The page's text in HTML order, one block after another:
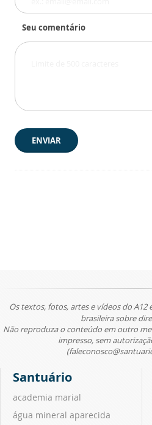
Seu comentário
ENVIAR
Os textos, fotos, artes e vídeos do
brasileira sobre
Não reproduza o conteúdo em outro
impresso, sem
Santuário
academia marial
água mineral aparecida